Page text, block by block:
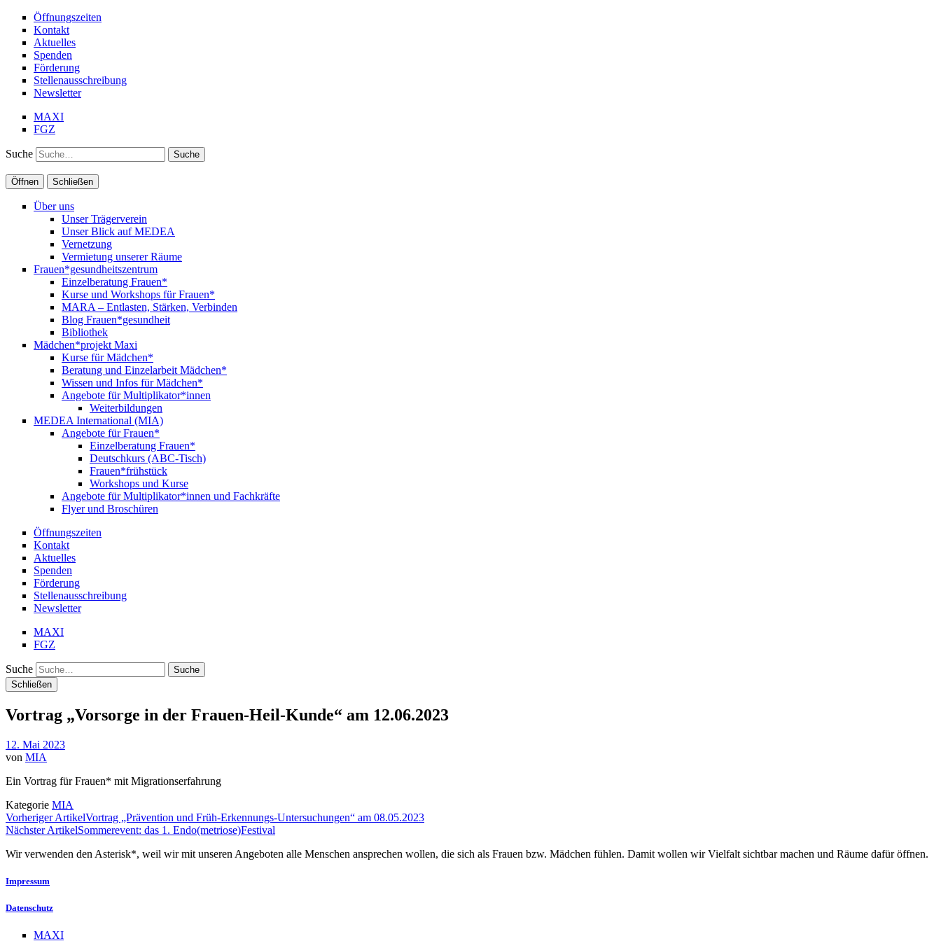
Öffnungszeiten
Kontakt
Aktuelles
Spenden
Förderung
Stellenausschreibung
Newsletter
MAXI
FGZ
Suche
Öffnen Schließen
Über uns
Unser Trägerverein
Unser Blick auf MEDEA
Vernetzung
Vermietung unserer Räume
Frauen*gesundheitszentrum
Einzelberatung Frauen*
Kurse und Workshops für Frauen*
MARA – Entlasten, Stärken, Verbinden
Blog Frauen*gesundheit
Bibliothek
Mädchen*projekt Maxi
Kurse für Mädchen*
Beratung und Einzelarbeit Mädchen*
Wissen und Infos für Mädchen*
Angebote für Multiplikator*innen
Weiterbildungen
MEDEA International (MIA)
Angebote für Frauen*
Einzelberatung Frauen*
Deutschkurs (ABC-Tisch)
Frauen*frühstück
Workshops und Kurse
Angebote für Multiplikator*innen und Fachkräfte
Flyer und Broschüren
Öffnungszeiten
Kontakt
Aktuelles
Spenden
Förderung
Stellenausschreibung
Newsletter
MAXI
FGZ
Suche
Schließen
Vortrag „Vorsorge in der Frauen-Heil-Kunde“ am 12.06.2023
12. Mai 2023
von MIA
Ein Vortrag für Frauen* mit Migrationserfahrung
Kategorie MIA
Vorheriger ArtikelVortrag „Prävention und Früh-Erkennungs-Untersuchungen“ am 08.05.2023
Nächster ArtikelSommerevent: das 1. Endo(metriose)Festival
Wir verwenden den Asterisk*, weil wir mit unseren Angeboten alle Menschen ansprechen wollen, die sich als Frauen bzw. Mädchen fühlen. Damit wollen wir Vielfalt sichtbar machen und Räume dafür öffnen.
Impressum
Datenschutz
MAXI